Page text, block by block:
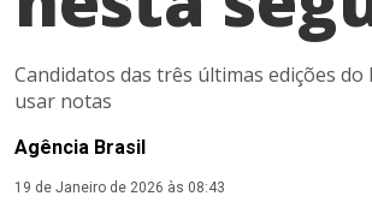
Candidatos das três últimas edições do
usar notas
Agência Brasil
19 de Janeiro de 2026 às 08:43